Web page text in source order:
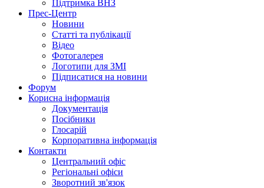
Підтримка ВНЗ
Прес-Центр
Новини
Статті та публікації
Відео
Фотогалерея
Логотипи для ЗМІ
Підписатися на новини
Форум
Корисна інформація
Документація
Посібники
Глосарій
Корпоративна інформація
Контакти
Центральний офіс
Регіональні офіси
Зворотний зв'язок